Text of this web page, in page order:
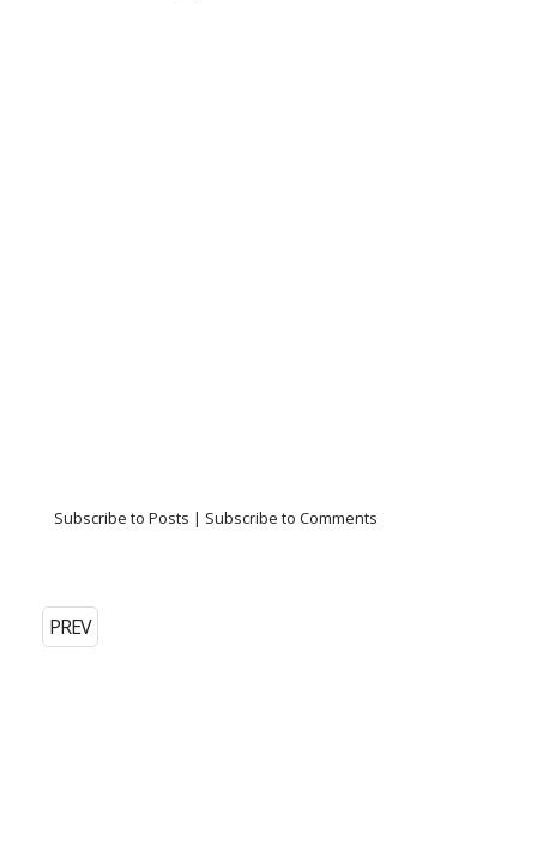
Subscribe to Posts | Subscribe to Comments
PREV